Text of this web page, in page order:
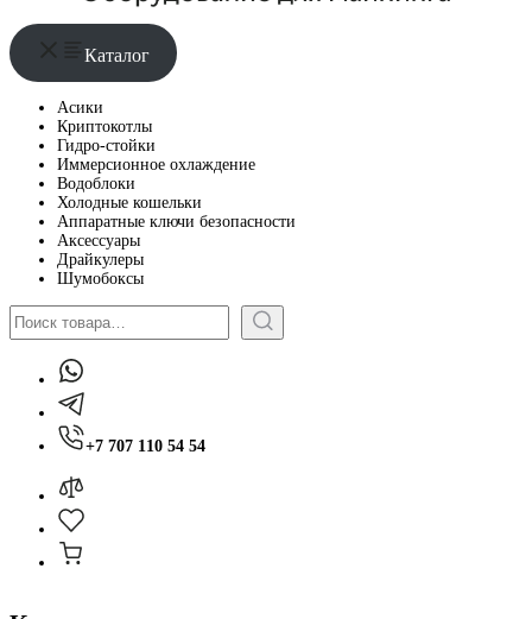
Каталог
Асики
Криптокотлы
Гидро-стойки
Иммерсионное охлаждение
Водоблоки
Холодные кошельки
Аппаратные ключи безопасности
Аксессуары
Драйкулеры
Шумобоксы
Поиск
+7 707 110 54 54